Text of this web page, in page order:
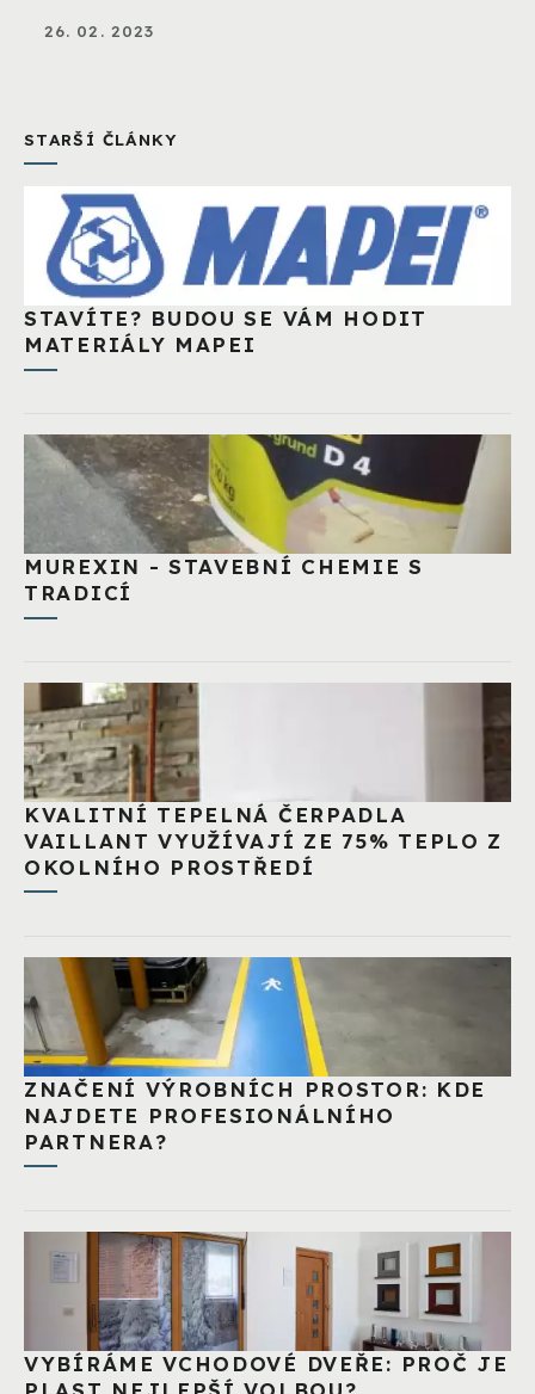
26. 02. 2023
STARŠÍ ČLÁNKY
STAVÍTE? BUDOU SE VÁM HODIT
MATERIÁLY MAPEI
MUREXIN - STAVEBNÍ CHEMIE S
TRADICÍ
KVALITNÍ TEPELNÁ ČERPADLA
VAILLANT VYUŽÍVAJÍ ZE 75% TEPLO Z
OKOLNÍHO PROSTŘEDÍ
ZNAČENÍ VÝROBNÍCH PROSTOR: KDE
NAJDETE PROFESIONÁLNÍHO
PARTNERA?
VYBÍRÁME VCHODOVÉ DVEŘE: PROČ JE